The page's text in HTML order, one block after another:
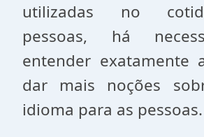
utilizadas no
pessoas, há
entender exatamente
dar mais noções
idioma para as pessoas.